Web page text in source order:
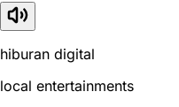
hiburan digital
local entertainments